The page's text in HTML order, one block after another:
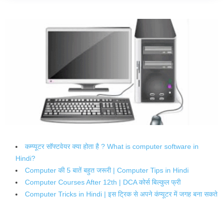
कम्प्यूटर सॉफ्टवेयर क्या होता है ? What is computer software in
Hindi?
Computer की 5 बातें बहुत जरूरी | Computer Tips in Hindi
Computer Courses After 12th | DCA कोर्स बिल्कुल फ्री
Computer Tricks in Hindi | इस ट्रिक से अपने कंप्यूटर में जगह बना सकते